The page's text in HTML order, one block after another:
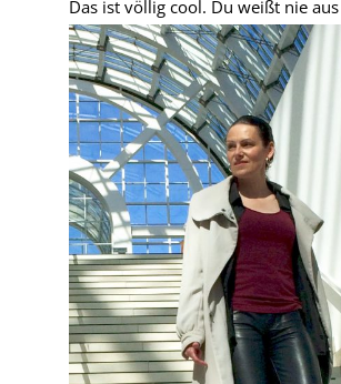
Das ist völlig cool. Du weißt nie